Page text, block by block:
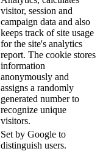
visitor, session and
campaign data and also
keeps track of site usage
for the site's analytics
report. The cookie stores
information
anonymously and
assigns a randomly
generated number to
recognize unique
visitors.
Set by Google to
distinguish users.